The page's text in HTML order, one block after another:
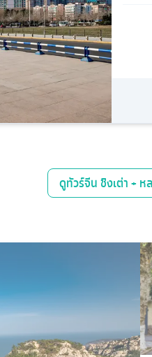
ดูทัวร์จีน ชิงเต่า + ห